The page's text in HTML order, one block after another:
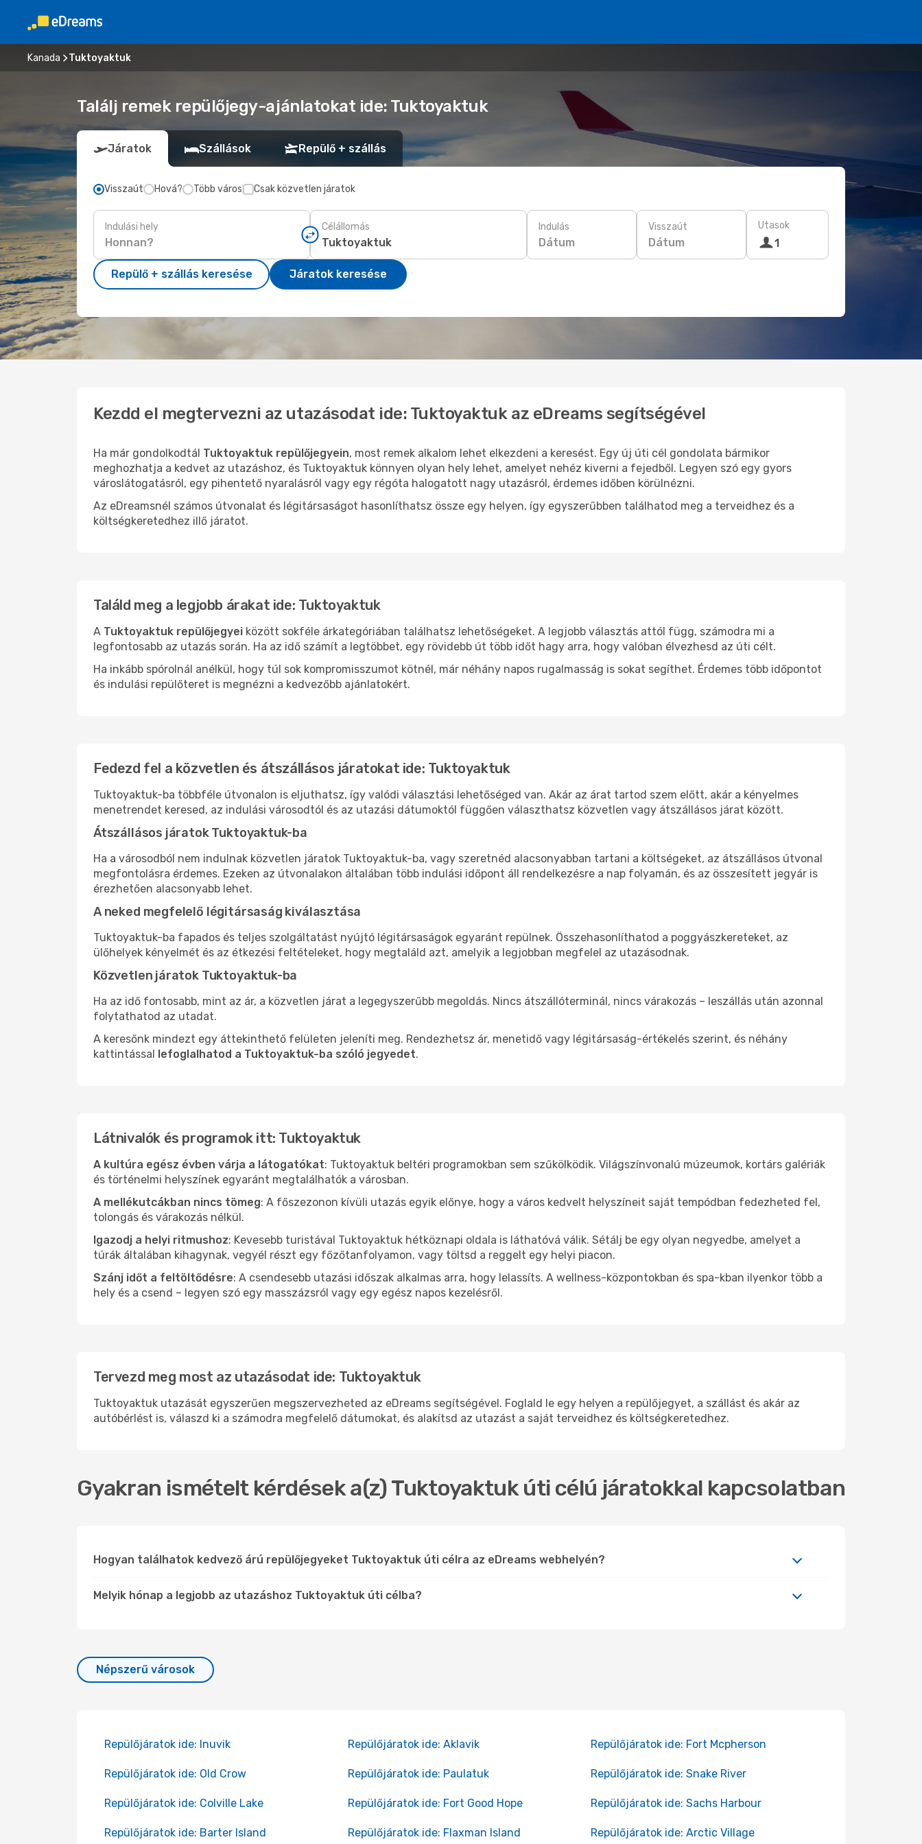
Kanada Tuktoyaktuk
Találj remek repülőjegy-ajánlatokat ide: Tuktoyaktuk
Járatok Szállások Repülő + szállás
Visszaút Hová? Több város Csak közvetlen járatok
Indulási hely Célállomás Indulás
Dátum
Visszaút
Dátum
Utasok
1
Repülő + szállás keresése Járatok keresése
Kezdd el megtervezni az utazásodat ide: Tuktoyaktuk az eDreams segítségével
Ha már gondolkodtál Tuktoyaktuk repülőjegyein, most remek alkalom lehet elkezdeni a keresést. Egy új úti cél gondolata bármikor
meghozhatja a kedvet az utazáshoz, és Tuktoyaktuk könnyen olyan hely lehet, amelyet nehéz kiverni a fejedből. Legyen szó egy gyors
városlátogatásról, egy pihentető nyaralásról vagy egy régóta halogatott nagy utazásról, érdemes időben körülnézni.
Az eDreamsnél számos útvonalat és légitársaságot hasonlíthatsz össze egy helyen, így egyszerűbben találhatod meg a terveidhez és a
költségkeretedhez illő járatot.
Találd meg a legjobb árakat ide: Tuktoyaktuk
A Tuktoyaktuk repülőjegyei között sokféle árkategóriában találhatsz lehetőségeket. A legjobb választás attól függ, számodra mi a
legfontosabb az utazás során. Ha az idő számít a legtöbbet, egy rövidebb út több időt hagy arra, hogy valóban élvezhesd az úti célt.
Ha inkább spórolnál anélkül, hogy túl sok kompromisszumot kötnél, már néhány napos rugalmasság is sokat segíthet. Érdemes több időpontot
és indulási repülőteret is megnézni a kedvezőbb ajánlatokért.
Fedezd fel a közvetlen és átszállásos járatokat ide: Tuktoyaktuk
Tuktoyaktuk-ba többféle útvonalon is eljuthatsz, így valódi választási lehetőséged van. Akár az árat tartod szem előtt, akár a kényelmes
menetrendet keresed, az indulási városodtól és az utazási dátumoktól függően választhatsz közvetlen vagy átszállásos járat között.
Átszállásos járatok Tuktoyaktuk-ba
Ha a városodból nem indulnak közvetlen járatok Tuktoyaktuk-ba, vagy szeretnéd alacsonyabban tartani a költségeket, az átszállásos útvonal
megfontolásra érdemes. Ezeken az útvonalakon általában több indulási időpont áll rendelkezésre a nap folyamán, és az összesített jegyár is
érezhetően alacsonyabb lehet.
A neked megfelelő légitársaság kiválasztása
Tuktoyaktuk-ba fapados és teljes szolgáltatást nyújtó légitársaságok egyaránt repülnek. Összehasonlíthatod a poggyászkereteket, az
ülőhelyek kényelmét és az étkezési feltételeket, hogy megtaláld azt, amelyik a legjobban megfelel az utazásodnak.
Közvetlen járatok Tuktoyaktuk-ba
Ha az idő fontosabb, mint az ár, a közvetlen járat a legegyszerűbb megoldás. Nincs átszállóterminál, nincs várakozás – leszállás után azonnal
folytathatod az utadat.
A keresőnk mindezt egy áttekinthető felületen jeleníti meg. Rendezhetsz ár, menetidő vagy légitársaság-értékelés szerint, és néhány
kattintással lefoglalhatod a Tuktoyaktuk-ba szóló jegyedet.
Látnivalók és programok itt: Tuktoyaktuk
A kultúra egész évben várja a látogatókat: Tuktoyaktuk beltéri programokban sem szűkölködik. Világszínvonalú múzeumok, kortárs galériák
és történelmi helyszínek egyaránt megtalálhatók a városban.
A mellékutcákban nincs tömeg: A főszezonon kívüli utazás egyik előnye, hogy a város kedvelt helyszíneit saját tempódban fedezheted fel,
tolongás és várakozás nélkül.
Igazodj a helyi ritmushoz: Kevesebb turistával Tuktoyaktuk hétköznapi oldala is láthatóvá válik. Sétálj be egy olyan negyedbe, amelyet a
túrák általában kihagynak, vegyél részt egy főzőtanfolyamon, vagy töltsd a reggelt egy helyi piacon.
Szánj időt a feltöltődésre: A csendesebb utazási időszak alkalmas arra, hogy lelassíts. A wellness-központokban és spa-kban ilyenkor több a
hely és a csend – legyen szó egy masszázsról vagy egy egész napos kezelésről.
Tervezd meg most az utazásodat ide: Tuktoyaktuk
Tuktoyaktuk utazását egyszerűen megszervezheted az eDreams segítségével. Foglald le egy helyen a repülőjegyet, a szállást és akár az
autóbérlést is, válaszd ki a számodra megfelelő dátumokat, és alakítsd az utazást a saját terveidhez és költségkeretedhez.
Gyakran ismételt kérdések a(z) Tuktoyaktuk úti célú járatokkal kapcsolatban
Hogyan találhatok kedvező árú repülőjegyeket Tuktoyaktuk úti célra az eDreams webhelyén?
Melyik hónap a legjobb az utazáshoz Tuktoyaktuk úti célba?
Népszerű városok
Repülőjáratok ide: Inuvik Repülőjáratok ide: Aklavik Repülőjáratok ide: Fort Mcpherson
Repülőjáratok ide: Old Crow Repülőjáratok ide: Paulatuk Repülőjáratok ide: Snake River
Repülőjáratok ide: Colville Lake Repülőjáratok ide: Fort Good Hope Repülőjáratok ide: Sachs Harbour
Repülőjáratok ide: Barter Island Repülőjáratok ide: Flaxman Island Repülőjáratok ide: Arctic Village